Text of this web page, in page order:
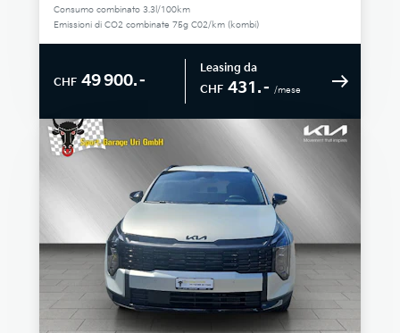
Consumo combinato 3.3l/100km
Emissioni di CO2 combinate 75g C02/km (kombi)
CHF 49 900.–
Leasing da
CHF 431.– /mese